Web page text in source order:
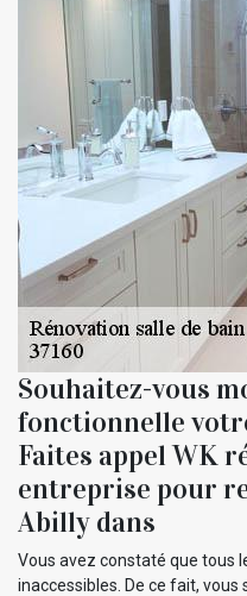
Souhaitez-vous
fonctionnelle
Faites appel WK
entreprise pour
Abilly dans
Vous avez constaté que tous
inaccessibles. De ce fait,